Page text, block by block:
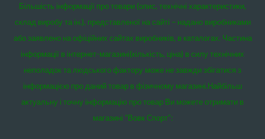
Більшість інформації про товари (опис, технічні характеристики,
склад виробу та ін.), представленої на сайті – надано виробниками
або заявлено на офіційних сайтах виробників, в каталогах. Частина
інформації в інтернет-магазині(кількість, ціна) в силу технічних
неполадок та людського фактору може не завжди збігатися з
інформацією про даний товар в фізичному магазині.Найбільш
актуальну і точну інформацію про товар Ви можете отримати в
магазині “Вовк Спорт”: